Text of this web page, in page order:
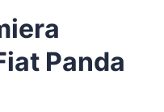
Panda